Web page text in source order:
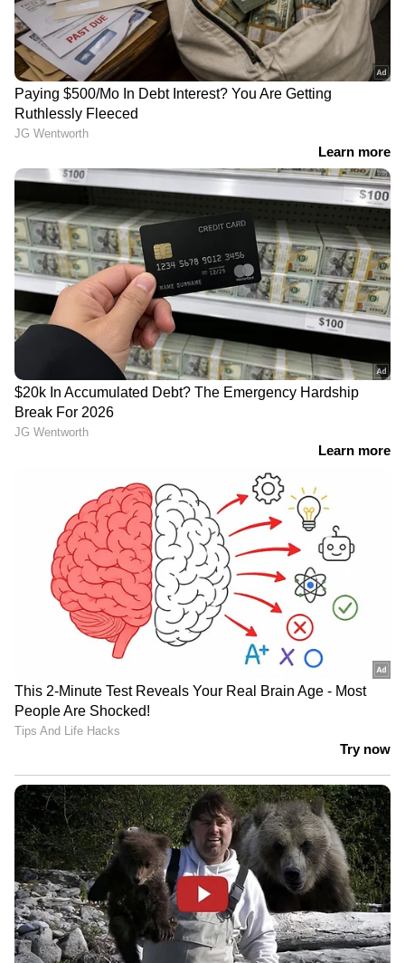
ഏഷ്യാനെറ്റ് ന്യൂസ് ലൈവ് കാണാന്‍ ഇവിടെ
ക്ലിക് ചെയ്യുക
LATEST VIDEOS
ആയങ്കി; ഒളിവിലിരുന്ന് പൊലീസിന്
പരിഹാസം | Arjun Aayanki | Police
കണ്ണൂരിലെ കുപ്രസിദ്ധ ഗുണ്ടാ
നേതാവ് കല്ല് ജംഷിക്കെതിരെ കാപ്പ
ചുമത്തി പൊലീസ് | Kannur | KAAPA
case